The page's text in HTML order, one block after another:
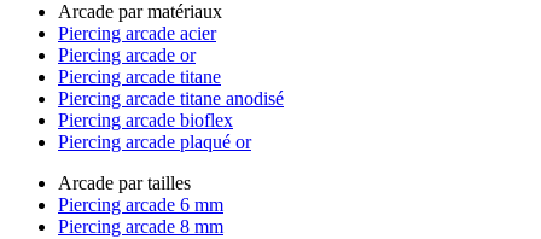
Arcade par matériaux
Piercing arcade acier
Piercing arcade or
Piercing arcade titane
Piercing arcade titane anodisé
Piercing arcade bioflex
Piercing arcade plaqué or
Arcade par tailles
Piercing arcade 6 mm
Piercing arcade 8 mm